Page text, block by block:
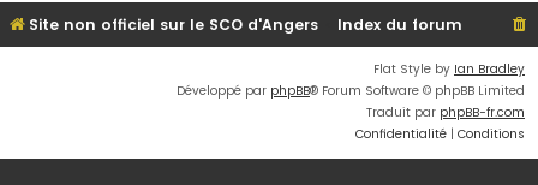
Site non officiel sur le SCO d'Angers Index du forum
Flat Style by Ian Bradley
Développé par phpBB® Forum Software © phpBB Limited
Traduit par phpBB-fr.com
Confidentialité | Conditions